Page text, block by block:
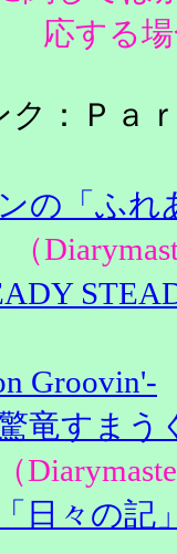
応する
ク：Ｐａ
の「ふ
（
Groovin'-
竜すまう
（
日々の記